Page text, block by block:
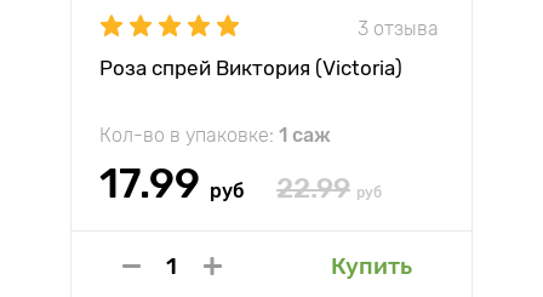
3 отзыва
Роза спрей Виктория (Victoria)
Кол-во в упаковке: 1 саж
17.99 руб 22.99 руб
Купить